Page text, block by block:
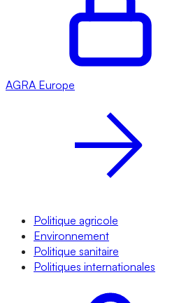
AGRA Europe
Politique agricole
Environnement
Politique sanitaire
Politiques internationales